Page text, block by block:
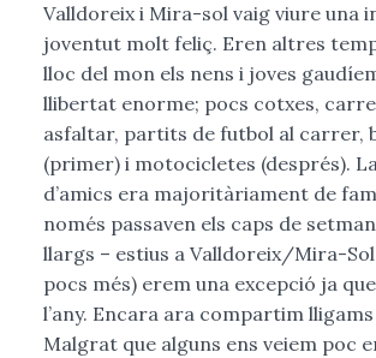
Valldoreix i Mira-sol vaig viure una
joventut molt feliç. Eren altres
lloc del mon els nens i joves
llibertat enorme; pocs cotxes,
asfaltar, partits de futbol al carrer,
(primer) i motocicletes (després).
d’amics era majoritàriament de
només passaven els caps de
llargs – estius a Valldoreix/Mira-
pocs més) erem una excepció ja
l’any. Encara ara compartim
Malgrat que alguns ens veiem poc